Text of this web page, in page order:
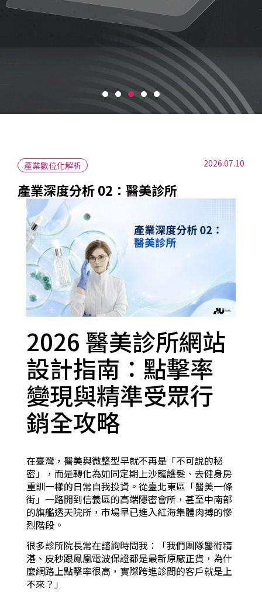
產業數位化解析 2026.07.10
產業深度分析 02：醫美診所
2026 醫美診所網站
設計指南：點擊率
變現與精準受眾行
銷全攻略
在臺灣，醫美與微整型早就不再是「不可說的秘
密」，而是轉化為如同定期上沙龍護髮、去健身房
重訓一樣的日常自我投資。從臺北東區「醫美一條
街」一路開到信義區的高端隱密會所，甚至中南部
的旗艦透天院所，市場早已進入紅海集體肉搏的慘
烈階段。
很多診所院長常在諮詢時問我：「我們團隊醫術精
湛、皮秒跟鳳凰電波保證都是最新原廠正貨，為什
麼網路上點擊率很高，實際跨進診間的客戶就是上
不來？」